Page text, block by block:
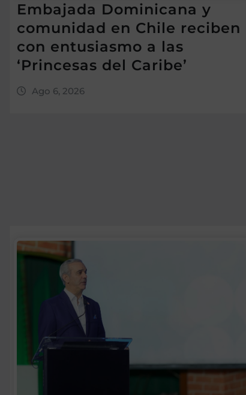
Embajada Dominicana y
comunidad en Chile reciben
con entusiasmo a las
‘Princesas del Caribe’
Ago 6, 2026